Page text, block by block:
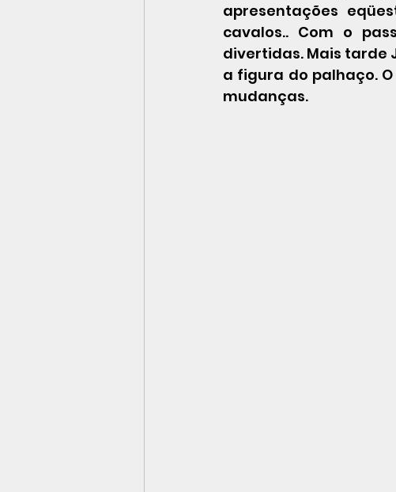
apresentações
cavalos.. Com o
divertidas. Mais tarde
a figura do palhaço.
mudanças.